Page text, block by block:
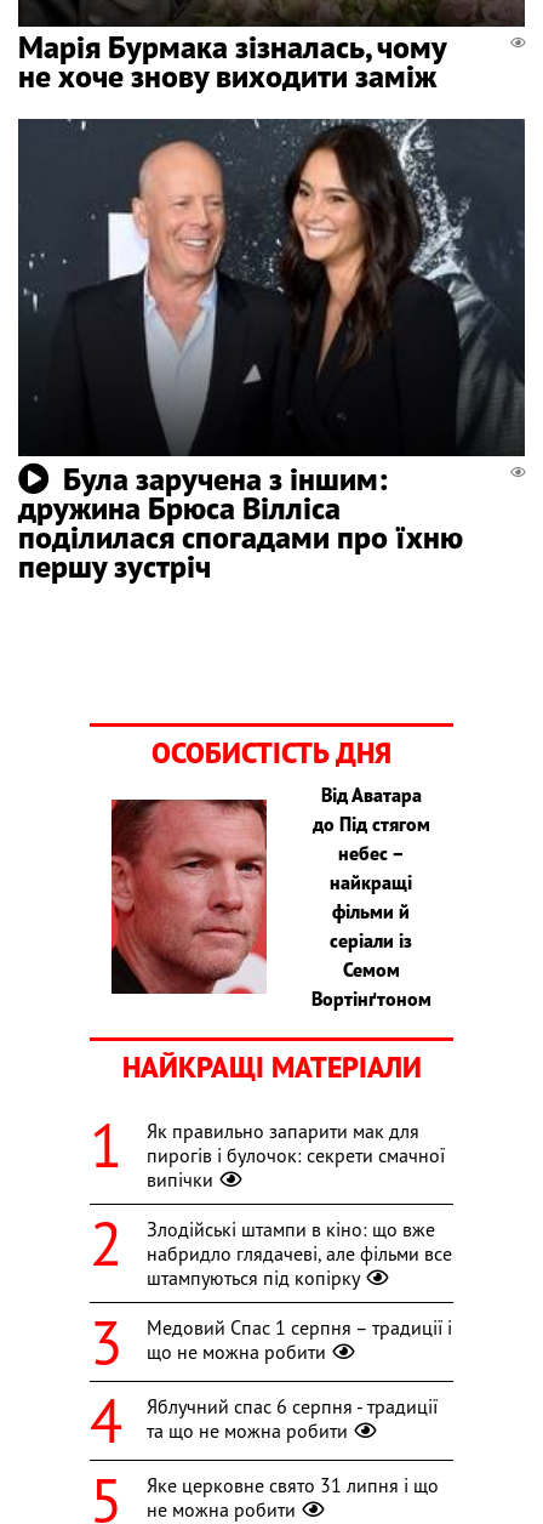
Марія Бурмака зізналась, чому
не хоче знову виходити заміж
Була заручена з іншим:
дружина Брюса Вілліса
поділилася спогадами про їхню
першу зустріч
ОСОБИСТІСТЬ ДНЯ
Від Аватара
до Під стягом
небес –
найкращі
фільми й
серіали із
Семом
Вортінґтоном
НАЙКРАЩІ МАТЕРІАЛИ
Як правильно запарити мак для
пирогів і булочок: секрети смачної
випічки
Злодійські штампи в кіно: що вже
набридло глядачеві, але фільми все
штампуються під копірку
Медовий Спас 1 серпня – традиції і
що не можна робити
Яблучний спас 6 серпня - традиції
та що не можна робити
Яке церковне свято 31 липня і що
не можна робити